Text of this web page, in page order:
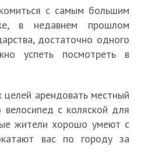
с самым большим
в недавнем прошлом
достаточно одного
успеть посмотреть в
арендовать местный
велосипед с коляской для
жители хорошо умеют с
вас по городу за